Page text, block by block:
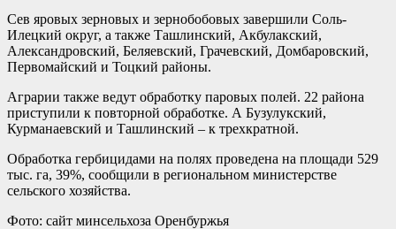
Сев яровых зерновых и зернобобовых завершили Соль-
Илецкий округ, а также Ташлинский, Акбулакский,
Александровский, Беляевский, Грачевский, Домбаровский,
Первомайский и Тоцкий районы.
Аграрии также ведут обработку паровых полей. 22 района
приступили к повторной обработке. А Бузулукский,
Курманаевский и Ташлинский – к трехкратной.
Обработка гербицидами на полях проведена на площади 529
тыс. га, 39%, сообщили в региональном министерстве
сельского хозяйства.
Фото: сайт минсельхоза Оренбуржья